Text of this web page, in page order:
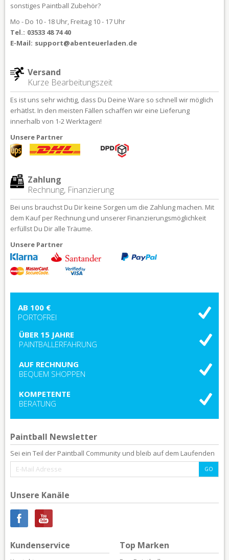
sonstiges Paintball Zubehör?
Mo - Do 10 - 18 Uhr, Freitag 10 - 17 Uhr
Tel.: 03533 48 74 40
E-Mail: support@abenteuerladen.de
Versand
Kurze Bearbeitungszeit
Es ist uns sehr wichtig, dass Du Deine Ware so schnell wir möglich
erhätlst. In den meisten Fällen schaffen wir eine Lieferung
innerhalb von 1-2 Werktagen!
Unsere Partner
Zahlung
Rechnung, Finanzierung
Bei uns brauchst Du Dir keine Sorgen um die Zahlung machen. Mit
dem Kauf per Rechnung und unserer Finanzierungsmöglichkeit
erfüllst Du Dir alle Träume.
Unsere Partner
AB 100 €
PORTOFREI
ÜBER 15 JAHRE
PAINTBALLERFAHRUNG
AUF RECHNUNG
BEQUEM SHOPPEN
KOMPETENTE
BERATUNG
Paintball Newsletter
Sei ein Teil der Paintball Community und bleib auf dem Laufenden
Unsere Kanäle
Kundenservice Top Marken